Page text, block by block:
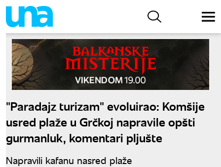
"Paradajz turizam" evoluirao: Komšije
usred plaže u Grčkoj napravile opšti
gurmanluk, komentari pljušte
Napravili kafanu nasred plaže